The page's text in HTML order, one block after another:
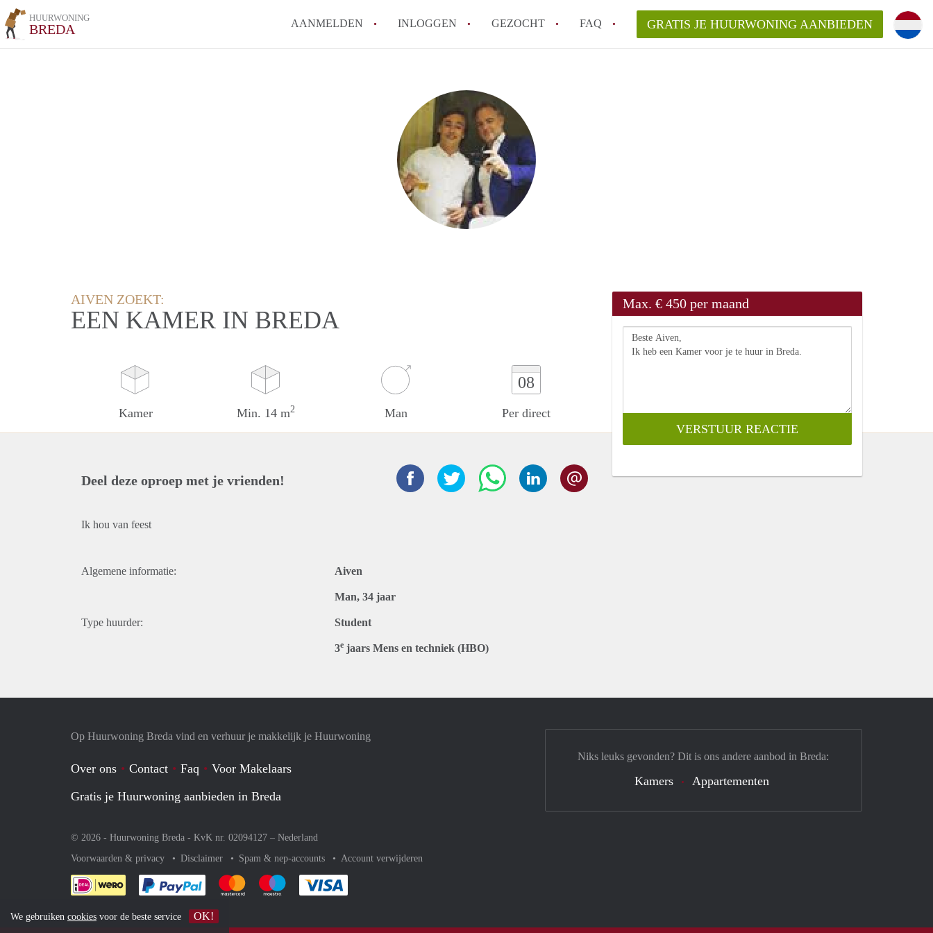
HUURWONING
BREDA AANMELDEN INLOGGEN GEZOCHT FAQ
How to translate HuurwoningBreda!
Wat is HuurwoningBreda?
Hoeveel kost het om te reageren op een Huurwoning in Breda?
Wat is de privacyverklaring van HuurwoningBreda?
Berekent HuurwoningBreda makelaarsvergoeding/bemiddelingsvergoeding?
Alle veelgestelde vragen
GRATIS JE HUURWONING AANBIEDEN
AIVEN ZOEKT:
EEN KAMER IN BREDA
Kamer Min. 14 m2 Man
08
Per direct
Max. € 450 per maand
Deel deze oproep met je vrienden!
Ik hou van feest
Algemene informatie: Aiven
Man, 34 jaar
Type huurder: Student
3e jaars Mens en techniek (HBO)
Op Huurwoning Breda vind en verhuur je makkelijk je Huurwoning
Over ons Contact Faq
Voor Makelaars
Gratis je Huurwoning aanbieden in Breda
© 2026 - Huurwoning Breda - KvK nr. 02094127 – Nederland
Voorwaarden & privacy
Disclaimer Spam & nep-accounts Account verwijderen
Je rekent gemakkelijk af met Paypal
Je rekent gemakkelijk af met Mastercard
Je rekent gemakkelijk af met Meastro
Niks leuks gevonden? Dit is ons andere aanbod in Breda:
Kamers Appartementen
We gebruiken cookies voor de beste service OK!